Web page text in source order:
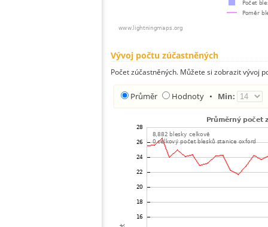
Vývoj počtu zúčastněných
Počet zúčastněných. Můžete si zobrazit vývoj
Průměr Hodnoty • Min: